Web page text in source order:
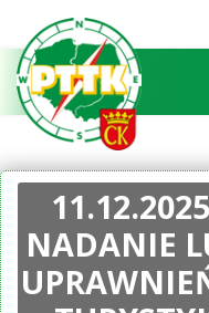
NADANIE